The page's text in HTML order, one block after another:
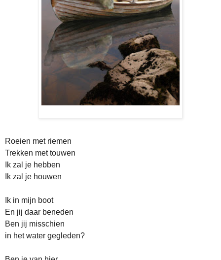
Roeien met riemen
Trekken met touwen
Ik zal je hebben
Ik zal je houwen
Ik in mijn boot
En jij daar beneden
Ben jij misschien
in het water gegleden?